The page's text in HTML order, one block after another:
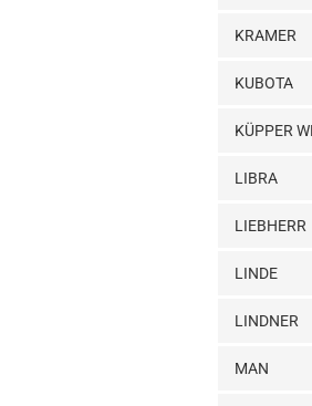
KRAMER
KUBOTA
KÜPPER
LIBRA
LIEBHERR
LINDE
LINDNER
MAN